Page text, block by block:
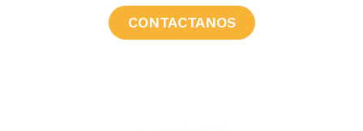
CONTACTANOS